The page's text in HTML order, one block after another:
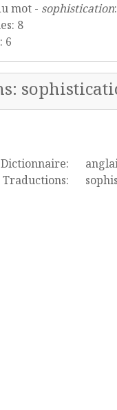
mot - sophistication
8
6
Dictionnaire:
Traductions: